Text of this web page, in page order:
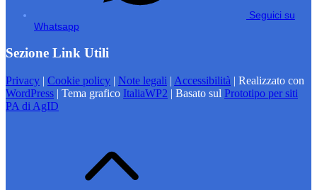
Seguici su
Whatsapp
Sezione Link Utili
Privacy | Cookie policy | Note legali | Accessibilità | Realizzato con
WordPress | Tema grafico ItaliaWP2 | Basato sul Prototipo per siti
PA di AgID